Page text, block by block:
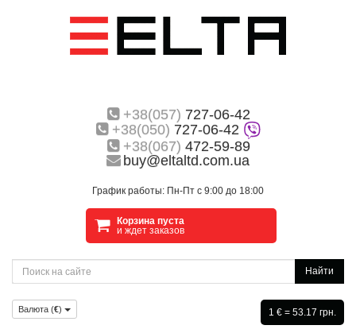
+38(057) 727-06-42
+38(050) 727-06-42
+38(067) 472-59-89
buy@eltaltd.com.ua
График работы: Пн-Пт с 9:00 до 18:00
Корзина пуста
и ждет заказов
Найти
Валюта (€) 1 € = 53.17 грн.